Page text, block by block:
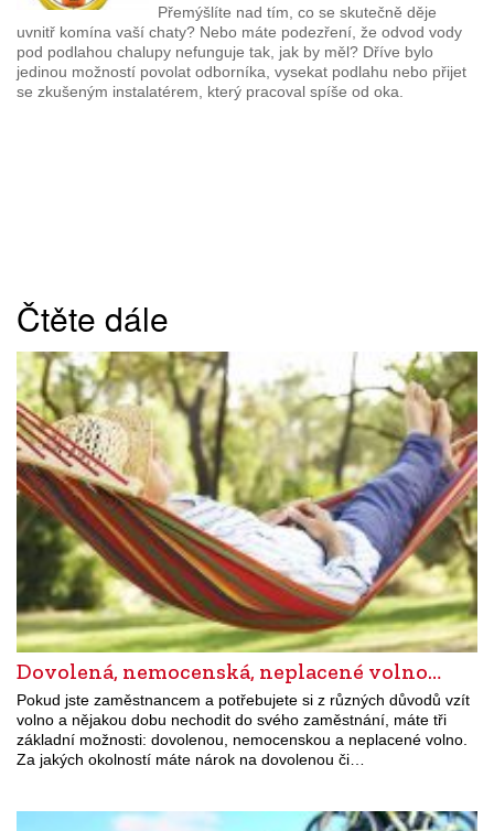
Přemýšlíte nad tím, co se skutečně děje
uvnitř komína vaší chaty? Nebo máte podezření, že odvod vody
pod podlahou chalupy nefunguje tak, jak by měl? Dříve bylo
jedinou možností povolat odborníka, vysekat podlahu nebo přijet
se zkušeným instalatérem, který pracoval spíše od oka.
Čtěte dále
Dovolená, nemocenská, neplacené volno…
Pokud jste zaměstnancem a potřebujete si z různých důvodů vzít
volno a nějakou dobu nechodit do svého zaměstnání, máte tři
základní možnosti: dovolenou, nemocenskou a neplacené volno.
Za jakých okolností máte nárok na dovolenou či…